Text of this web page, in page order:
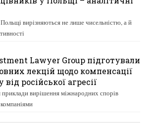
Польщі вирізняються не лише чисельністю, а й
Lawyer Group підготували
лекцій щодо компенсації
від російської агресії
приклади вирішення міжнародних спорів